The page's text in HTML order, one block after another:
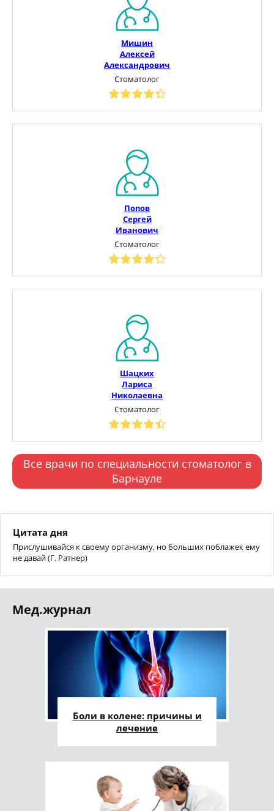
Мишин
Алексей
Александрович
Стоматолог
Попов
Сергей
Иванович
Стоматолог
Шацких
Лариса
Николаевна
Стоматолог
Все врачи по специальности стоматолог в
Барнауле
Цитата дня
Прислушивайся к своему организму, но больших поблажек ему
не давай (Г. Ратнер)
Мед.журнал
Боли в колене: причины и
лечение